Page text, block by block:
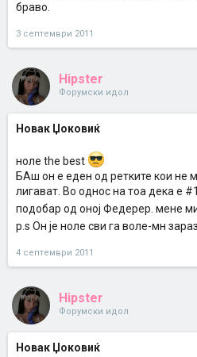
браво.
3 септември 2011
Hipster
Форумски идол
Новак Џоковиќ
ноле the best
БАш он е еден од ретките кои не
лигават. Во однос на тоа дека е
подобар од оној Федерер. мене
p.s Он је ноле сви га воле-мн
4 септември 2011
Hipster
Форумски идол
Новак Џоковиќ